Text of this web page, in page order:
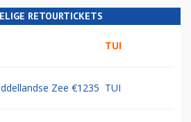
RETOURTICKETS
TUI
Zee €1235 TUI